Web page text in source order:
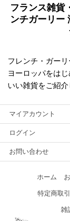
フランス雑貨
ンチガーリー
フレンチ・ガー
ヨーロッパをは
いい雑貨をご紹介
マイアカウント
ログイン
お問い合わせ
ホーム
特定商取
雑